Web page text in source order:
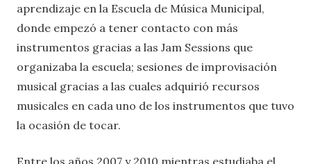
aprendizaje en la Escuela de Música Municipal,
donde empezó a tener contacto con más
instrumentos gracias a las Jam Sessions que
organizaba la escuela; sesiones de improvisación
musical gracias a las cuales adquirió recursos
musicales en cada uno de los instrumentos que tuvo
la ocasión de tocar.
Entre los años 2007 y 2010 mientras estudiaba el